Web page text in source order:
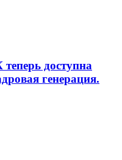
доступна
генерация.